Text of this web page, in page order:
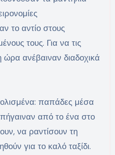
το αντίο στους
τους. Για να τις
ώρα ανέβαιναν διαδοχικά
παπάδες μέσα
από το ένα στο
να ραντίσουν τη
για το καλό ταξίδι.